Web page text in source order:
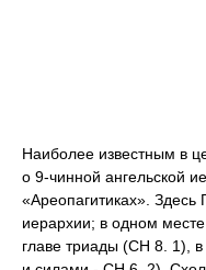
Наиболее известным в
о 9-чинной ангельской
«Ареопагитиках». Здесь
иерархии; в одном
главе триады (CH 8. 1),